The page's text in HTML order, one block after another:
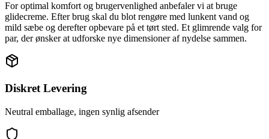
For optimal komfort og brugervenlighed anbefaler vi at bruge
glidecreme. Efter brug skal du blot rengøre med lunkent vand og
mild sæbe og derefter opbevare på et tørt sted. Et glimrende valg for
par, der ønsker at udforske nye dimensioner af nydelse sammen.
Diskret Levering
Neutral emballage, ingen synlig afsender